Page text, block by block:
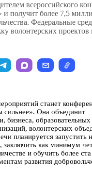
всероссийского
и получит более 7,5
Федеральные
волонтерских проектов
станет
сильнее». Она объединит
бизнеса,
волонтерских
планируется запустить
заключить как минимум
и обучить более
развития